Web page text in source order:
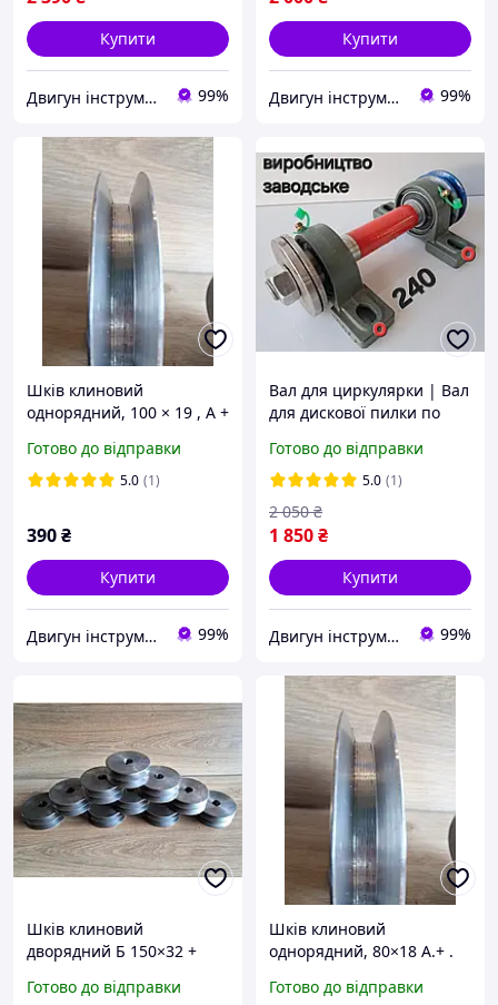
Купити
Двигун інструмент 99%
Купити
Двигун інструмент 99%
Шків клиновий
однорядний, 100 × 19 , А +
електродвигуна,
верстатів і обладнання
Готово до відправки
5.0 (1)
390₴
Купити
Двигун інструмент 99%
Вал для циркулярки | Вал
для дискової пилки по
верстатів і точила L-240+
Готово до відправки
5.0 (1)
1 850₴
2 050 ₴
Купити
Двигун інструмент 99%
Шків клиновий
дворядний Б 150×32 +
Готово до відправки
Шків клиновий
однорядний, 80×18 А.+ .
верстатів і обладнання
Готово до відправки